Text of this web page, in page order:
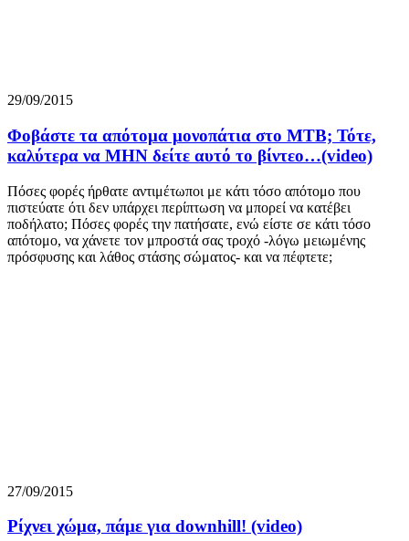
29/09/2015
Φοβάστε τα απότομα μονοπάτια στο ΜΤΒ; Τότε,
καλύτερα να ΜΗΝ δείτε αυτό το βίντεο…(video)
Πόσες φορές ήρθατε αντιμέτωποι με κάτι τόσο απότομο που
πιστεύατε ότι δεν υπάρχει περίπτωση να μπορεί να κατέβει
ποδήλατο; Πόσες φορές την πατήσατε, ενώ είστε σε κάτι τόσο
απότομο, να χάνετε τον μπροστά σας τροχό -λόγω μειωμένης
πρόσφυσης και λάθος στάσης σώματος- και να πέφτετε;
27/09/2015
Ρίχνει χώμα, πάμε για downhill! (video)